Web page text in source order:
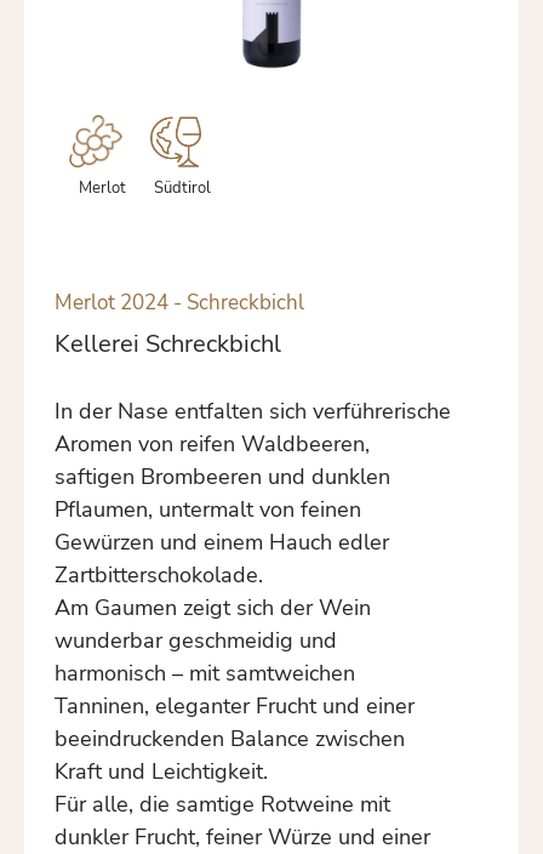
Merlot Südtirol
Merlot 2024 - Schreckbichl
Kellerei Schreckbichl
In der Nase entfalten sich verführerische
Aromen von reifen Waldbeeren,
saftigen Brombeeren und dunklen
Pflaumen, untermalt von feinen
Gewürzen und einem Hauch edler
Zartbitterschokolade.
Am Gaumen zeigt sich der Wein
wunderbar geschmeidig und
harmonisch – mit samtweichen
Tanninen, eleganter Frucht und einer
beeindruckenden Balance zwischen
Kraft und Leichtigkeit.
Für alle, die samtige Rotweine mit
dunkler Frucht, feiner Würze und einer